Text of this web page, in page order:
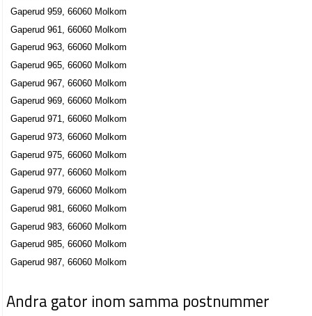
Gaperud 959, 66060 Molkom
Gaperud 961, 66060 Molkom
Gaperud 963, 66060 Molkom
Gaperud 965, 66060 Molkom
Gaperud 967, 66060 Molkom
Gaperud 969, 66060 Molkom
Gaperud 971, 66060 Molkom
Gaperud 973, 66060 Molkom
Gaperud 975, 66060 Molkom
Gaperud 977, 66060 Molkom
Gaperud 979, 66060 Molkom
Gaperud 981, 66060 Molkom
Gaperud 983, 66060 Molkom
Gaperud 985, 66060 Molkom
Gaperud 987, 66060 Molkom
Andra gator inom samma postnummer